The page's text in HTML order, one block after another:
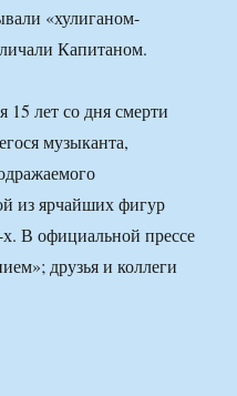
«хулиганом-
Капитаном.
15 лет со дня смерти
музыканта,
из ярчайших фигур
х. В официальной прессе
друзья и коллеги